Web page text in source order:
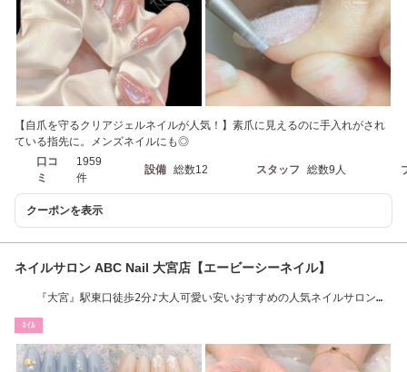
【自爪を守るクリアジェルネイルが人気！】素爪に見えるのに手入れがされ
ている指先に。メンズネイルにも◎
口コ
ミ
1959
件
設備 総数12 スタッフ 総数9人
クーポンを表示
ネイルサロン ABC Nail 大宮店【エービーシーネイル】
『大宮』駅東口徒歩2分♪大人可愛い安いおすすめの人気ネイルサロン
ﾈｲﾙ